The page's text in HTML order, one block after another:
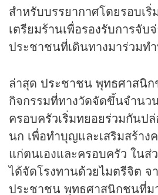
สำหรับบรรยากาศโดยรอบเ
เตรียมร้านเพื่อรองรับการจับ
ประชาชนที่เดินทางมาร่วมท
ล่าสุด ประชาชน พุทธศาสนิก
กิจกรรมที่ทางวัดจัดขึ้นจำนว
ครอบครัวเริ่มทยอยร่วมกันป
นก เพื่อทำบุญและเสริมสร้าง
แก่ตนเองและครอบครัว ใน
ได้จัดโรงทานด้วยไมตรีจิต
ประชาชน พุทธศาสนิกชนที่ม